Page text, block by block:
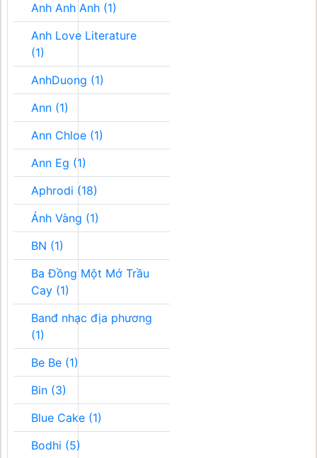
Anh Anh Anh (1)
Anh Love Literature
(1)
AnhDuong (1)
Ann (1)
Ann Chloe (1)
Ann Eg (1)
Aphrodi (18)
Ánh Vàng (1)
BN (1)
Ba Đồng Một Mớ Trầu
Cay (1)
Banđ nhạc địa phương
(1)
Be Be (1)
Bin (3)
Blue Cake (1)
Bodhi (5)